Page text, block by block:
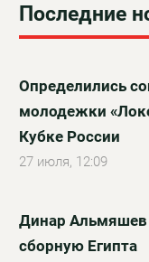
Последние
Определились
молодежки
Кубке России
27 июля, 12:09
Динар Альмяшев
сборную Египта